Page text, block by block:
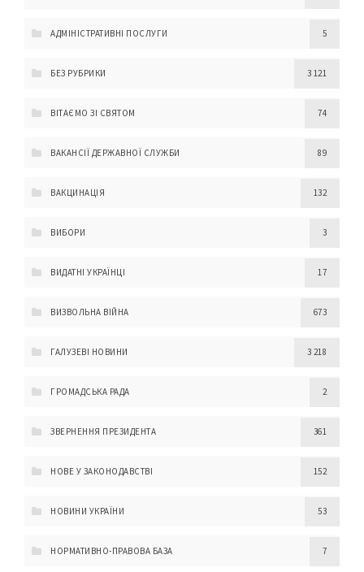
АДМІНІСТРАТИВНІ ПОСЛУГИ 5
БЕЗ РУБРИКИ 3 121
ВІТАЄМО ЗІ СВЯТОМ 74
ВАКАНСІЇ ДЕРЖАВНОЇ СЛУЖБИ 89
ВАКЦИНАЦІЯ 132
ВИБОРИ 3
ВИДАТНІ УКРАЇНЦІ 17
ВИЗВОЛЬНА ВІЙНА 673
ГАЛУЗЕВІ НОВИНИ 3 218
ГРОМАДСЬКА РАДА 2
ЗВЕРНЕННЯ ПРЕЗИДЕНТА 361
НОВЕ У ЗАКОНОДАВСТВІ 152
НОВИНИ УКРАЇНИ 53
НОРМАТИВНО-ПРАВОВА БАЗА 7